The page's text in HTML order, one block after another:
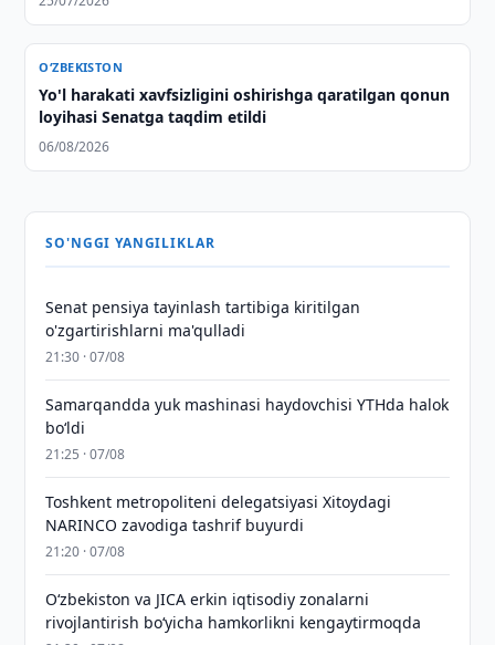
O‘ZBEKISTON
Yo'l harakati xavfsizligini oshirishga qaratilgan qonun
loyihasi Senatga taqdim etildi
06/08/2026
SO'NGGI YANGILIKLAR
Senat pensiya tayinlash tartibiga kiritilgan
o'zgartirishlarni ma'qulladi
21:30 · 07/08
Samarqandda yuk mashinasi haydovchisi YTHda halok
bo‘ldi
21:25 · 07/08
Toshkent metropoliteni delegatsiyasi Xitoydagi
NARINCO zavodiga tashrif buyurdi
21:20 · 07/08
Oʻzbekiston va JICA erkin iqtisodiy zonalarni
rivojlantirish boʻyicha hamkorlikni kengaytirmoqda